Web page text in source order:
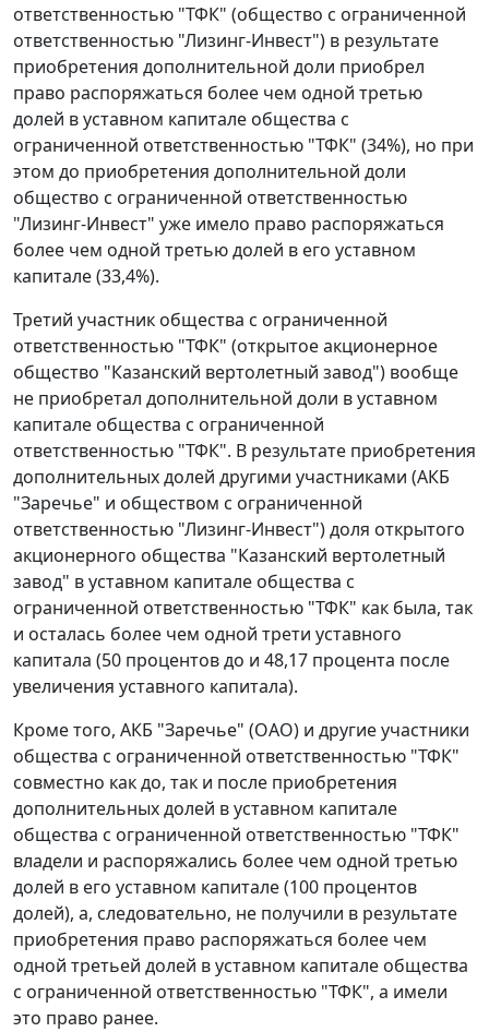
ответственностью "ТФК" (общество с ограниченной
ответственностью "Лизинг-Инвест") в результате
приобретения дополнительной доли приобрел
право распоряжаться более чем одной третью
долей в уставном капитале общества с
ограниченной ответственностью "ТФК" (34%), но при
этом до приобретения дополнительной доли
общество с ограниченной ответственностью
"Лизинг-Инвест" уже имело право распоряжаться
более чем одной третью долей в его уставном
капитале (33,4%).
Третий участник общества с ограниченной
ответственностью "ТФК" (открытое акционерное
общество "Казанский вертолетный завод") вообще
не приобретал дополнительной доли в уставном
капитале общества с ограниченной
ответственностью "ТФК". В результате приобретения
дополнительных долей другими участниками (АКБ
"Заречье" и обществом с ограниченной
ответственностью "Лизинг-Инвест") доля открытого
акционерного общества "Казанский вертолетный
завод" в уставном капитале общества с
ограниченной ответственностью "ТФК" как была, так
и осталась более чем одной трети уставного
капитала (50 процентов до и 48,17 процента после
увеличения уставного капитала).
Кроме того, АКБ "Заречье" (ОАО) и другие участники
общества с ограниченной ответственностью "ТФК"
совместно как до, так и после приобретения
дополнительных долей в уставном капитале
общества с ограниченной ответственностью "ТФК"
владели и распоряжались более чем одной третью
долей в его уставном капитале (100 процентов
долей), а, следовательно, не получили в результате
приобретения право распоряжаться более чем
одной третьей долей в уставном капитале общества
с ограниченной ответственностью "ТФК", а имели
это право ранее.